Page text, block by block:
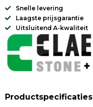
Snelle levering
Laagste prijsgarantie
Uitsluitend A-kwaliteit
Productspecificaties